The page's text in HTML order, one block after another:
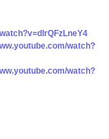
watch?
watch?